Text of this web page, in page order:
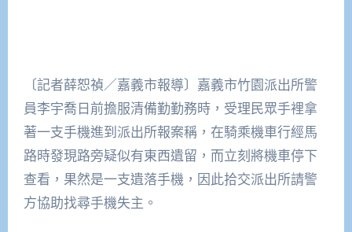
〔記者薛恕禎／嘉義市報導〕嘉義市竹園派出所警
員李宇喬日前擔服清備勤勤務時，受理民眾手裡拿
著一支手機進到派出所報案稱，在騎乘機車行經馬
路時發現路旁疑似有東西遺留，而立刻將機車停下
查看，果然是一支遺落手機，因此拾交派出所請警
方協助找尋手機失主。